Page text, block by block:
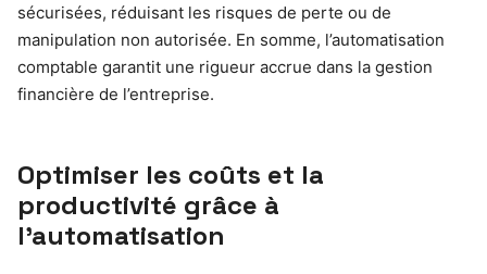
sécurisées, réduisant les risques de perte ou de
manipulation non autorisée. En somme, l’automatisation
comptable garantit une rigueur accrue dans la gestion
financière de l’entreprise.
Optimiser les coûts et la
productivité grâce à
l’automatisation